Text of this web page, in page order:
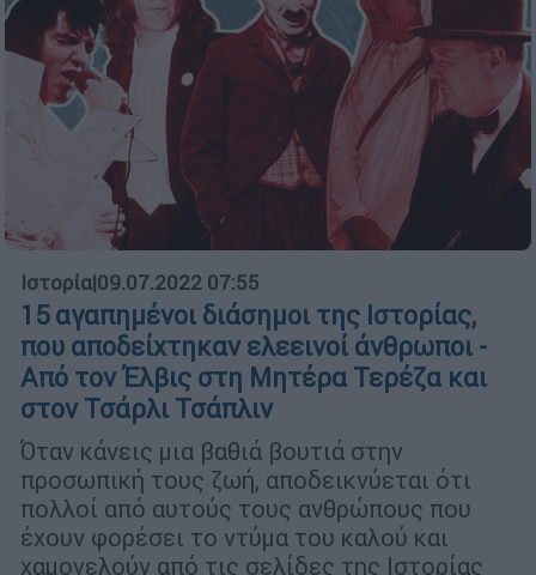
Ιστορία|09.07.2022 07:55
15 αγαπημένοι διάσημοι της Ιστορίας,
που αποδείχτηκαν ελεεινοί άνθρωποι -
Από τον Έλβις στη Μητέρα Τερέζα και
στον Τσάρλι Τσάπλιν
Όταν κάνεις μια βαθιά βουτιά στην
προσωπική τους ζωή, αποδεικνύεται ότι
πολλοί από αυτούς τους ανθρώπους που
έχουν φορέσει το ντύμα του καλού και
χαμογελούν από τις σελίδες της Ιστορίας